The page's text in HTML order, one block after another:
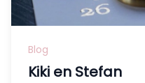
Blog
Kiki en Stefan